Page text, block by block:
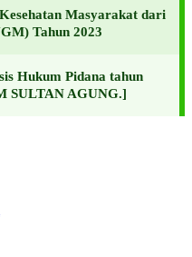
Masyarakat dari
Tahun 2023
Hukum Pidana tahun
SULTAN AGUNG.]